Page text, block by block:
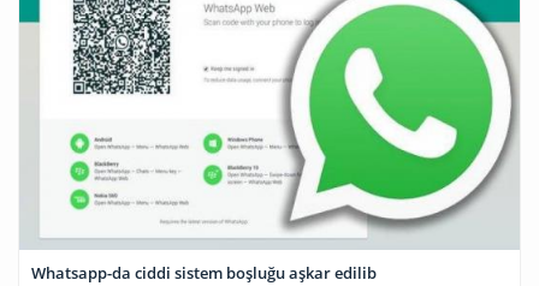
Whatsapp-da ciddi sistem boşluğu aşkar edilib